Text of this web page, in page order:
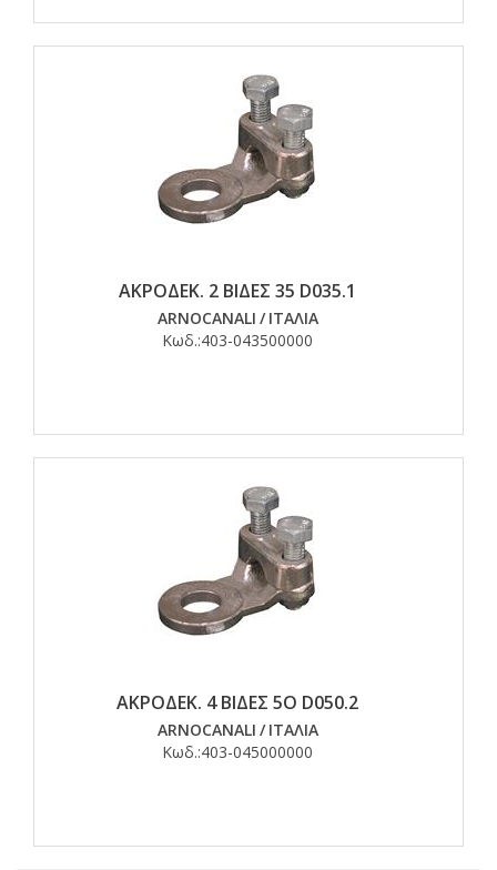
ΑΚΡΟΔΕΚ. 2 ΒΙΔΕΣ 35 D035.1
ARNOCANALI / ΙΤΑΛΙΑ
Κωδ.:403-043500000
ΑΚΡΟΔΕΚ. 4 ΒΙΔΕΣ 5Ο D050.2
ARNOCANALI / ΙΤΑΛΙΑ
Κωδ.:403-045000000